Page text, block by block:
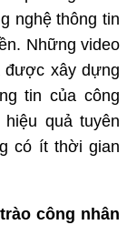
nghệ thông tin
Những video
được xây dựng
tin của công
quả tuyên
có ít thời gian
công nhân